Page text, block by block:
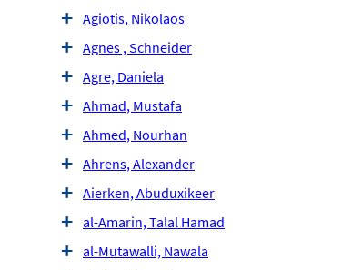
Agiotis, Nikolaos
Agnes , Schneider
Agre, Daniela
Ahmad, Mustafa
Ahmed, Nourhan
Ahrens, Alexander
Aierken, Abuduxikeer
al-Amarin, Talal Hamad
al-Mutawalli, Nawala